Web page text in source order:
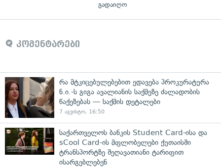
გადაიღო
კომენტარები
რა მტკიცებულებებით ედავება პროკურატურა
ნ.ი.-ს გიგა ავალიანის საქმეზე ძალადობის
წაქეზებას — საქმის დეტალები
7 აგვისტო, 16:50
საქართველოს ბანკის Student Card-ისა და
sCool Card-ის მფლობელები ქუთაისში
ტრანსპორტზე შეღავათიანი ტარიფით
ისარგებლებენ